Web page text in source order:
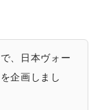
、日本ヴォー
企画しまし